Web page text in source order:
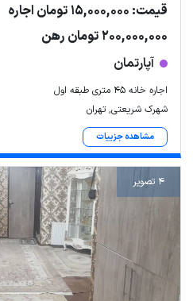
قیمت: 15,000,000 تومان اجاره
200,000,000 تومان رهن
آپارتمان
اجاره خانه ۴۵ متری طبقه اول
شهرک شریعتی, تهران
مشاهده جزییات
4 تصویر